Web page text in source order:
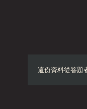
這份資料從答題